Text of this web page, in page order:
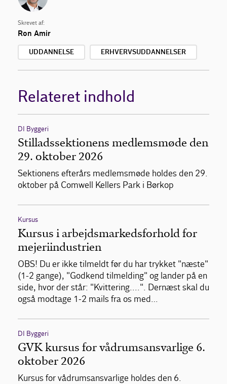
Skrevet af:
Ron Amir
UDDANNELSE ERHVERVSUDDANNELSER
Relateret indhold
DI Byggeri
Stilladssektionens medlemsmøde den
29. oktober 2026
Sektionens efterårs medlemsmøde holdes den 29.
oktober på Comwell Kellers Park i Børkop
Kursus
Kursus i arbejdsmarkedsforhold for
mejeriindustrien
OBS! Du er ikke tilmeldt før du har trykket "næste"
(1-2 gange), "Godkend tilmelding" og lander på en
side, hvor der står: "Kvittering....". Dernæst skal du
også modtage 1-2 mails fra os med…
DI Byggeri
GVK kursus for vådrumsansvarlige 6.
oktober 2026
Kursus for vådrumsansvarlige holdes den 6.